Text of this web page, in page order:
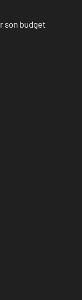
son budget